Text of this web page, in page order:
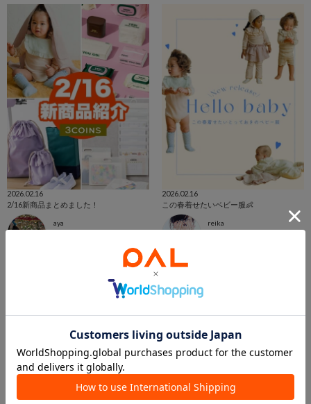
2026.02.16
2/16新商品まとめました！
aya
2026.02.16
この春着せたいベビー服👶
reika